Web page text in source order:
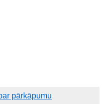
pārkāpumu